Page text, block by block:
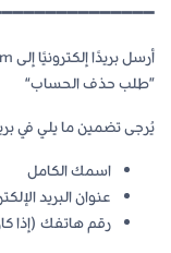
أرسل بريدًا إلكترونيًا إلى info@mob-kar.com بعنوان الموضوع:
”طلب حذف الحساب“
يُرجى تضمين ما يلي في
اسمك الكامل
عنوان البريد
رقم هاتفك (إذا